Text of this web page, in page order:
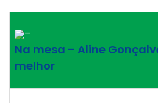
–
Na mesa – Aline
melhor